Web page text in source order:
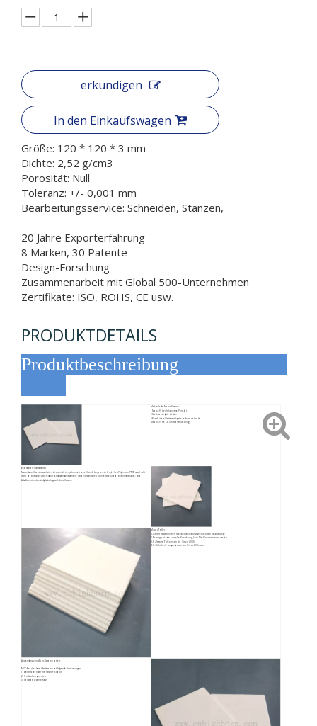
erkundigen
In den Einkaufswagen
Größe: 120 * 120 * 3 mm
Dichte: 2,52 g/cm3
Porosität: Null
Toleranz: +/- 0,001 mm
Bearbeitungsservice: Schneiden, Stanzen,
20 Jahre Exporterfahrung
8 Marken, 30 Patente
Design-Forschung
Zusammenarbeit mit Global 500-Unternehmen
Zertifikate: ISO, ROHS, CE usw.
PRODUKTDETAILS
Produktbeschreibung
Merkmale der Macor-Keramik:
1.Macor-Platten haben keine Porosität
2.Glaskeramikplatte ist starr
3.Bearbeitbare Glaskeramikplatte verformt sich nicht.
4.Macor-Platte ist auch strahlenbeständig.
Bearbeitbare Glaskeramik:
Macor kann Keramik verarbeiten, ist chemisch inert, absorbiert keine Chemikalien, altert im Vergleich zu Polymeren (PTFE usw.) nicht
leicht, hat eine lange Lebensdauer, ist beständig gegen eine Vielzahl organischer Lösungsmittel und hat eine höhere Säure- und
Alkalikorrosionsbeständigkeit als gewöhnliche Keramik
Macor-Teller
1. Ist mit gewöhnlichen Metallbearbeitungswerkzeugen bearbeitbar.
2. Ermöglicht eine schnelle Abwicklung, kein Nachbrennen erforderlich.
3. Hält enge Toleranzen ein, bis zu .0005'
4. Hält hohen Temperaturen von bis zu 800 stand
Anwendung von Macor-Keramikplatten:
MGC: Bearbeitbare Glaskeramik hat folgende Anwendungen:
1) Elektrischer oder thermischer Isolator
2) Strukturkomponenten
3) Halbleiterverarbeitung